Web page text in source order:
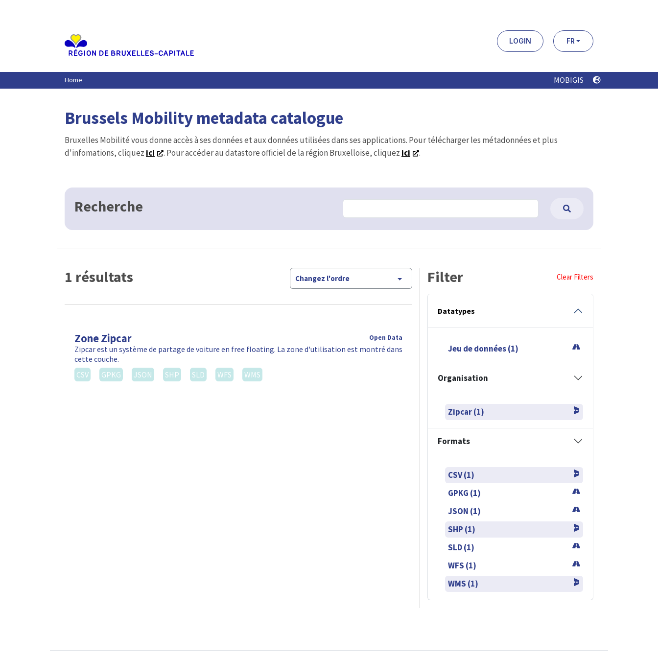
LOGIN FR
Home MOBIGIS
Brussels Mobility metadata catalogue
Bruxelles Mobilité vous donne accès à ses données et aux données utilisées dans ses applications. Pour télécharger les métadonnées et plus
d'infomations, cliquez ici . Pour accéder au datastore officiel de la région Bruxelloise, cliquez ici .
Recherche
1 résultats Changez l'ordre
Zone Zipcar Open Data
Zipcar est un système de partage de voiture en free floating. La zone d'utilisation est montré dans
cette couche.
CSV
GPKG JSON SHP SLD WFS WMS
Filter Clear Filters
Datatypes
Jeu de données (1)
Organisation
Zipcar (1)
Formats
CSV (1)
GPKG (1)
JSON (1)
SHP (1)
SLD (1)
WFS (1)
WMS (1)